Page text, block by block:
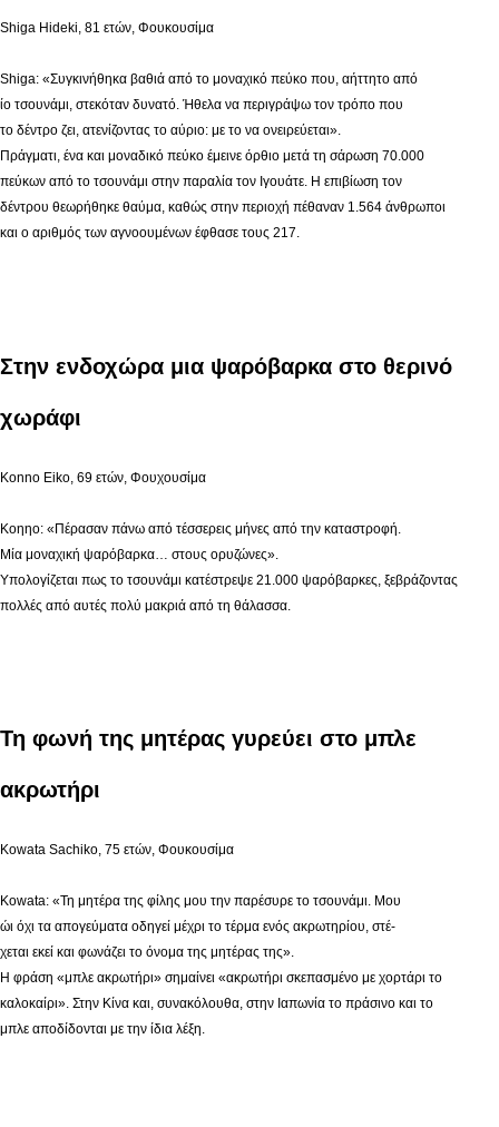
Shiga Hideki, 81 ετών, Φουκουσίμα
Shiga: «Συγκινήθηκα βαθιά από το μοναχικό πεύκο που, αήττητο από
ίο τσουνάμι, στεκόταν δυνατό. Ήθελα να περιγράψω τον τρόπο που
το δέντρο ζει, ατενίζοντας το αύριο: με το να ονειρεύεται».
Πράγματι, ένα και μοναδικό πεύκο έμεινε όρθιο μετά τη σάρωση 70.000
πεύκων από το τσουνάμι στην παραλία τον Ιγουάτε. Η επιβίωση τον
δέντρου θεωρήθηκε θαύμα, καθώς στην περιοχή πέθαναν 1.564 άνθρωποι
και ο αριθμός των αγνοουμένων έφθασε τους 217.
Στην ενδοχώρα μια ψαρόβαρκα στο θερινό
χωράφι
Konno Eiko, 69 ετών, Φουχουσίμα
Κοηηο: «Πέρασαν πάνω από τέσσερεις μήνες από την καταστροφή.
Μία μοναχική ψαρόβαρκα… στους ορυζώνες».
Υπολογίζεται πως το τσουνάμι κατέστρεψε 21.000 ψαρόβαρκες, ξεβράζοντας
πολλές από αυτές πολύ μακριά από τη θάλασσα.
Τη φωνή της μητέρας γυρεύει στο μπλε
ακρωτήρι
Kowata Sachiko, 75 ετών, Φουκουσίμα
Kowata: «Τη μητέρα της φίλης μου την παρέσυρε το τσουνάμι. Μου
ώι όχι τα απογεύματα οδηγεί μέχρι το τέρμα ενός ακρωτηρίου, στέ-
χεται εκεί και φωνάζει το όνομα της μητέρας της».
H φράση «μπλε ακρωτήρι» σημαίνει «ακρωτήρι σκεπασμένο με χορτάρι το
καλοκαίρι». Στην Κίνα και, συνακόλουθα, στην Ιαπωνία το πράσινο και το
μπλε αποδίδονται με την ίδια λέξη.